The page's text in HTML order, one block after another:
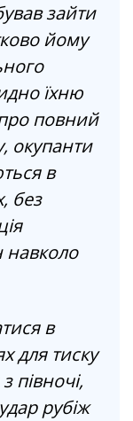
зайти
йому
їхню
повний
окупанти
в
без
навколо
в
для тиску
півночі,
рубіж